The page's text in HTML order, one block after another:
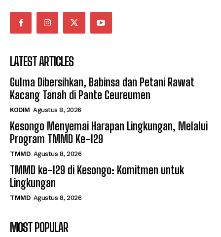
LATEST ARTICLES
Gulma Dibersihkan, Babinsa dan Petani Rawat
Kacang Tanah di Pante Ceureumen
KODIM Agustus 8, 2026
Kesongo Menyemai Harapan Lingkungan, Melalui
Program TMMD Ke-129
TMMD Agustus 8, 2026
TMMD ke-129 di Kesongo: Komitmen untuk
Lingkungan
TMMD Agustus 8, 2026
MOST POPULAR